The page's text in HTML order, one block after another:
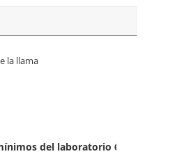
la llama
del laboratorio 6ml/